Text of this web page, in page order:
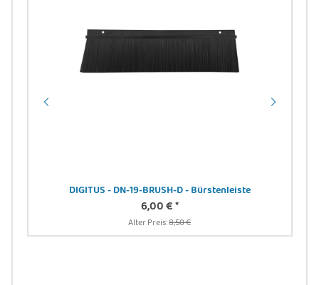
DIGITUS - DN-19-BRUSH-D - Bürstenleiste
6,00 €*
Alter Preis:8,50 €